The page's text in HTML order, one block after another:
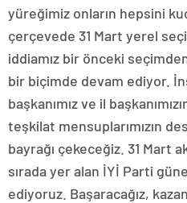
yüreğimiz onların hepsini
çerçevede 31 Mart yerel
iddiamız bir önceki
bir biçimde devam ediyor.
başkanımız ve il
teşkilat mensuplarımızın
bayrağı çekeceğiz. 31 Mart
sırada yer alan İYİ Parti
ediyoruz. Başaracağız,